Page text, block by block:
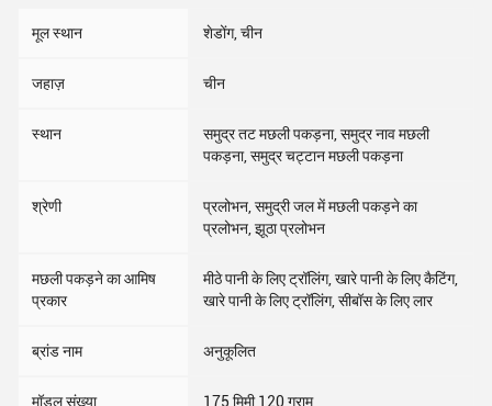
मूल स्थान शेडोंग, चीन
जहाज़ चीन
स्थान
समुद्र तट मछली पकड़ना, समुद्र नाव मछली
पकड़ना, समुद्र चट्टान मछली पकड़ना
श्रेणी
प्रलोभन, समुद्री जल में मछली पकड़ने का
प्रलोभन, झूठा प्रलोभन
मछली पकड़ने का आमिष
प्रकार
मीठे पानी के लिए ट्रॉलिंग, खारे पानी के लिए कैटिंग,
खारे पानी के लिए ट्रॉलिंग, सीबॉस के लिए लार
ब्रांड नाम अनुकूलित
मॉडल संख्या 175 मिमी 120 ग्राम